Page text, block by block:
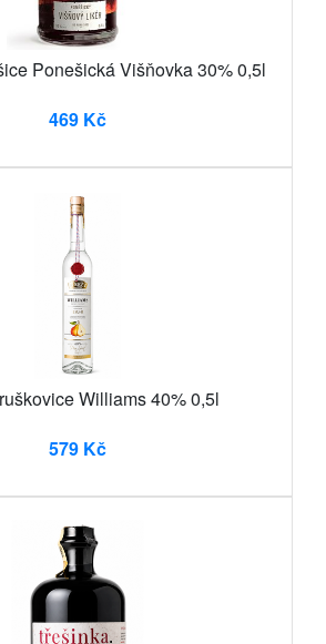
Ponešická Višňovka 30% 0,5l
469 Kč
Williams 40% 0,5l
579 Kč